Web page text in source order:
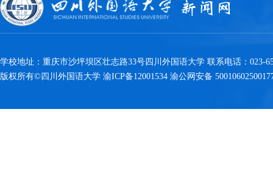
学校地址：重庆市沙坪坝区壮志路33号四川外国语大学 联系电话：023-
版权所有©四川外国语大学 渝ICP备12001534 渝公网安备